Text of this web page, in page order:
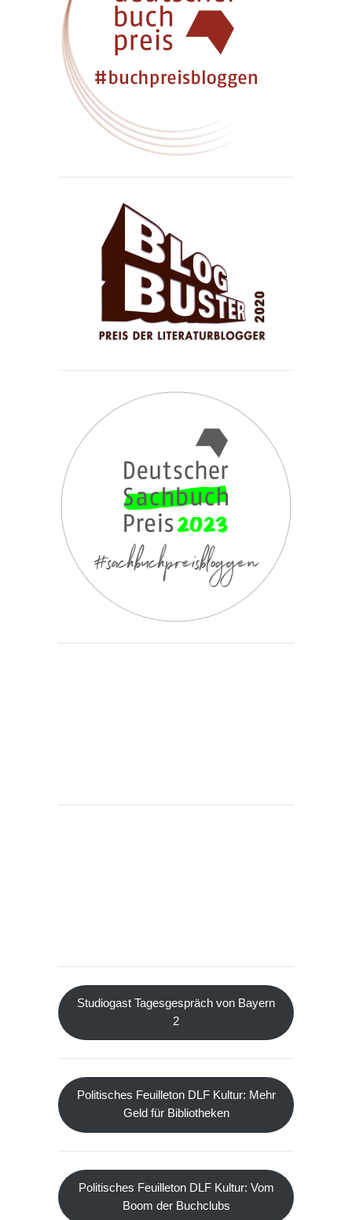
Studiogast Tagesgespräch von Bayern
2
Politisches Feuilleton DLF Kultur: Mehr
Geld für Bibliotheken
Politisches Feuilleton DLF Kultur: Vom
Boom der Buchclubs